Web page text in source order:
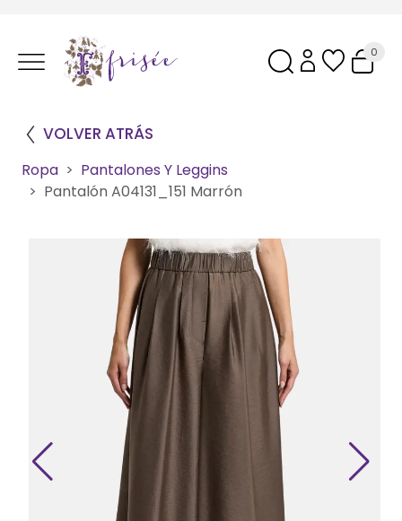
0
VOLVER ATRÁS
Ropa
Pantalones Y Leggins
Pantalón A04131_151 Marrón